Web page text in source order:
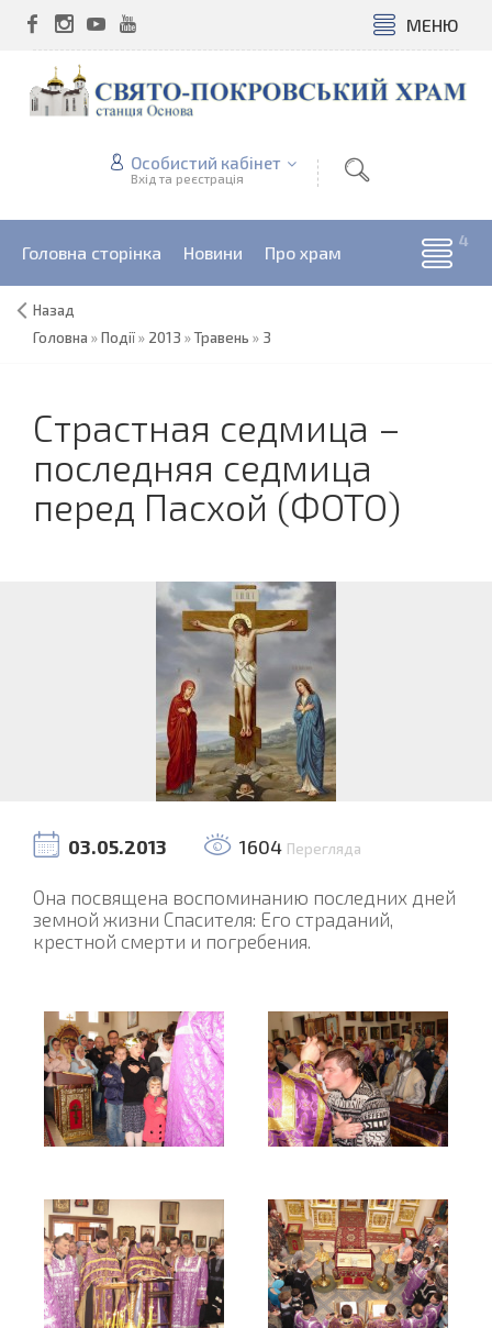
МЕНЮ
Особистий кабінет
Вхід та реєстрація
Головна сторінка Новини Про храм
Назад
Головна »Події» 2013 »Травень » 3
Страстная седмица –
последняя седмица
перед Пасхой (ФОТО)
03.05.2013 1604 Перегляда
Она посвящена воспоминанию последних дней
земной жизни Спасителя: Его страданий,
крестной смерти и погребения.